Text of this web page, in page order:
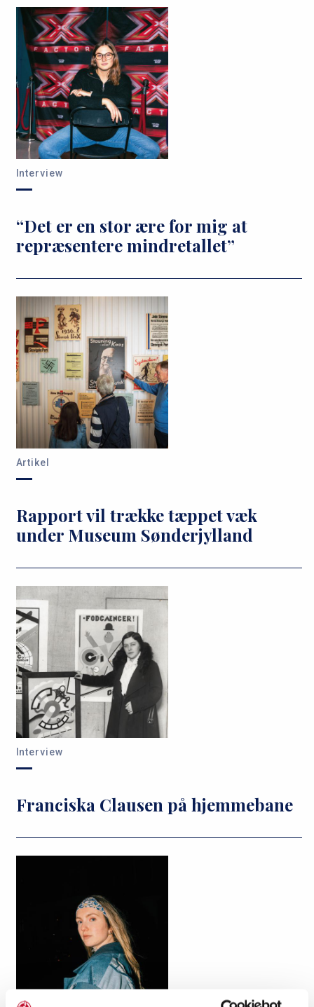
Interview
“Det er en stor ære for mig at
repræsentere mindretallet”
Artikel
Rapport vil trække tæppet væk
under Museum Sønderjylland
Interview
Franciska Clausen på hjemmebane